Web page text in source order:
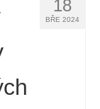
18
BŘE 2024